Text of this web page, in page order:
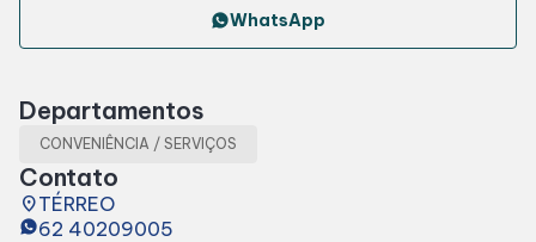
Lojas e Restaurantes
Lojas
Alimentação
WhatsApp
Departamentos
CONVENIÊNCIA / SERVIÇOS
Contato
placeTÉRREO
62 40209005